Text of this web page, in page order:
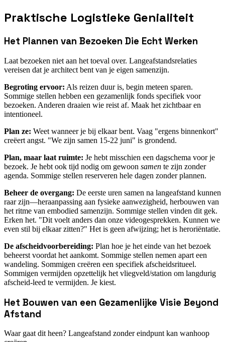
Praktische Logistieke Genialiteit
Het Plannen van Bezoeken Die Echt Werken
Laat bezoeken niet aan het toeval over. Langeafstandsrelaties
vereisen dat je architect bent van je eigen samenzijn.
Begroting ervoor: Als reizen duur is, begin meteen sparen.
Sommige stellen hebben een gezamenlijk fonds specifiek voor
bezoeken. Anderen draaien wie reist af. Maak het zichtbaar en
intentioneel.
Plan ze: Weet wanneer je bij elkaar bent. Vaag "ergens binnenkort"
creëert angst. "We zijn samen 15-22 juni" is grondend.
Plan, maar laat ruimte: Je hebt misschien een dagschema voor je
bezoek. Je hebt ook tijd nodig om gewoon samen te zijn zonder
agenda. Sommige stellen reserveren hele dagen zonder plannen.
Beheer de overgang: De eerste uren samen na langeafstand kunnen
raar zijn—heraanpassing aan fysieke aanwezigheid, herbouwen van
het ritme van embodied samenzijn. Sommige stellen vinden dit gek.
Erken het. "Dit voelt anders dan onze videogesprekken. Kunnen we
even stil bij elkaar zitten?" Het is geen afwijzing; het is heroriëntatie.
De afscheidvoorbereiding: Plan hoe je het einde van het bezoek
beheerst voordat het aankomt. Sommige stellen nemen apart een
wandeling. Sommigen creëren een specifiek afscheidsritueel.
Sommigen vermijden opzettelijk het vliegveld/station om langdurig
afscheid-leed te vermijden. Je kiest.
Het Bouwen van een Gezamenlijke Visie Beyond
Afstand
Waar gaat dit heen? Langeafstand zonder eindpunt kan wanhoop